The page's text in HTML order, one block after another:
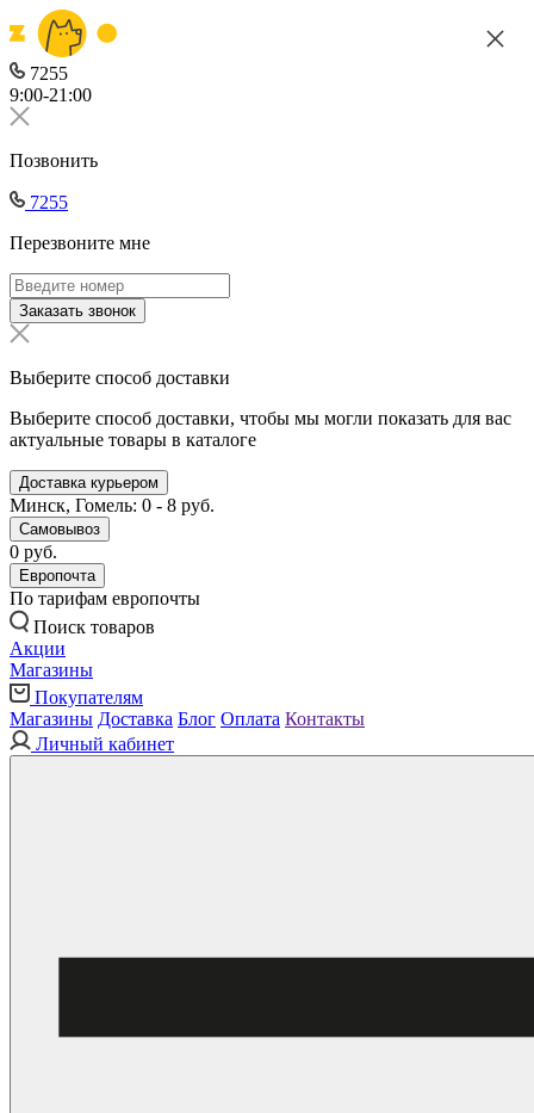
7255
9:00-21:00
Позвонить
7255
Перезвоните мне
Заказать звонок
Выберите способ доставки
Выберите способ доставки, чтобы мы могли показать для вас
актуальные товары в каталоге
Доставка курьером
Минск, Гомель: 0 - 8 руб.
Самовывоз
0 руб.
Европочта
По тарифам европочты
Поиск товаров
Акции
Магазины
Покупателям
Магазины Доставка Блог Оплата Контакты
Личный кабинет